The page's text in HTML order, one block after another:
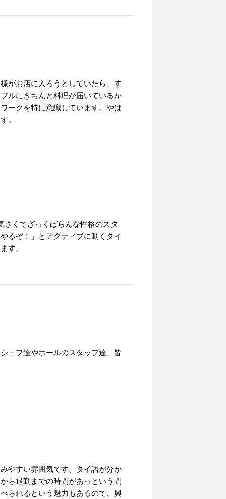
がお店に入ろうとしていたら、す
ルにきちんと料理が届いているか
ークを特に意識しています。やは
。
くでざっくばらんな性格のスタ
るぞ！」とアクティブに動くタイ
す。
ェフ達やホールのスタッフ達、皆
やすい雰囲気です。タイ語が分か
ら退勤までの時間があっという間
られるという魅力もあるので、興